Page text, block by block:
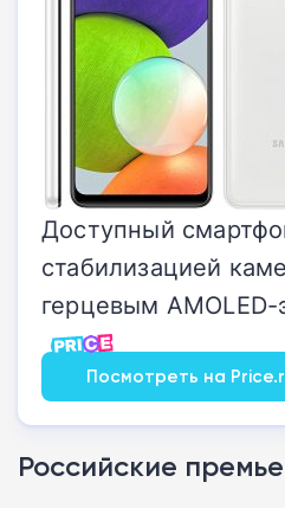
Доступный
стабилизацией
герцевым
Посмотреть на
Российские